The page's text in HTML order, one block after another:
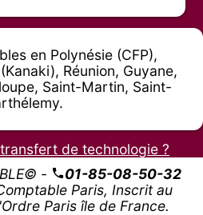
en Polynésie (CFP),
Réunion, Guyane,
Saint-Martin, Saint-
de technologie ?
-
01-85-08-50-32
Paris, Inscrit au
Paris île de France.